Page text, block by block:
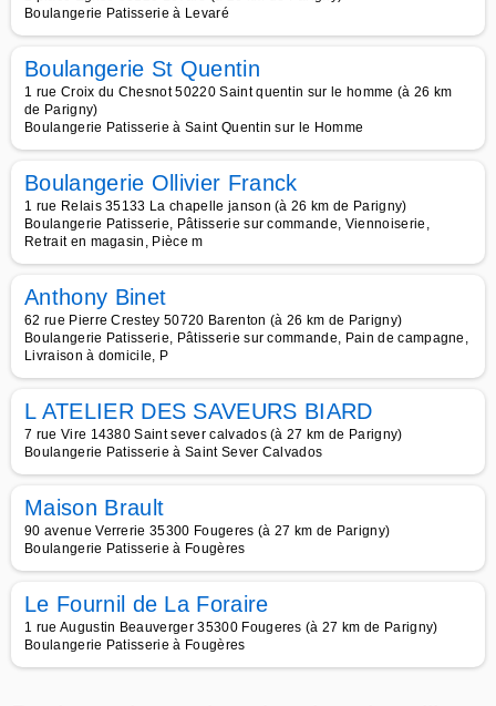
Boulangerie Patisserie à Levaré
Boulangerie St Quentin
1 rue Croix du Chesnot 50220 Saint quentin sur le homme (à 26 km
de Parigny)
Boulangerie Patisserie à Saint Quentin sur le Homme
Boulangerie Ollivier Franck
1 rue Relais 35133 La chapelle janson (à 26 km de Parigny)
Boulangerie Patisserie, Pâtisserie sur commande, Viennoiserie,
Retrait en magasin, Pièce m
Anthony Binet
62 rue Pierre Crestey 50720 Barenton (à 26 km de Parigny)
Boulangerie Patisserie, Pâtisserie sur commande, Pain de campagne,
Livraison à domicile, P
L ATELIER DES SAVEURS BIARD
7 rue Vire 14380 Saint sever calvados (à 27 km de Parigny)
Boulangerie Patisserie à Saint Sever Calvados
Maison Brault
90 avenue Verrerie 35300 Fougeres (à 27 km de Parigny)
Boulangerie Patisserie à Fougères
Le Fournil de La Foraire
1 rue Augustin Beauverger 35300 Fougeres (à 27 km de Parigny)
Boulangerie Patisserie à Fougères